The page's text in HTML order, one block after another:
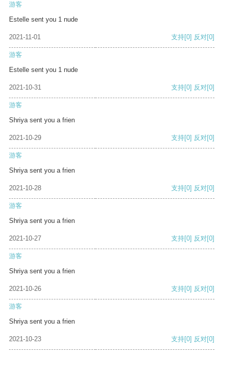
游客
Estelle sent you 1 nude
2021-11-01 支持[0] 反对[0]
游客
Estelle sent you 1 nude
2021-10-31 支持[0] 反对[0]
游客
Shriya sent you a frien
2021-10-29 支持[0] 反对[0]
游客
Shriya sent you a frien
2021-10-28 支持[0] 反对[0]
游客
Shriya sent you a frien
2021-10-27 支持[0] 反对[0]
游客
Shriya sent you a frien
2021-10-26 支持[0] 反对[0]
游客
Shriya sent you a frien
2021-10-23 支持[0] 反对[0]